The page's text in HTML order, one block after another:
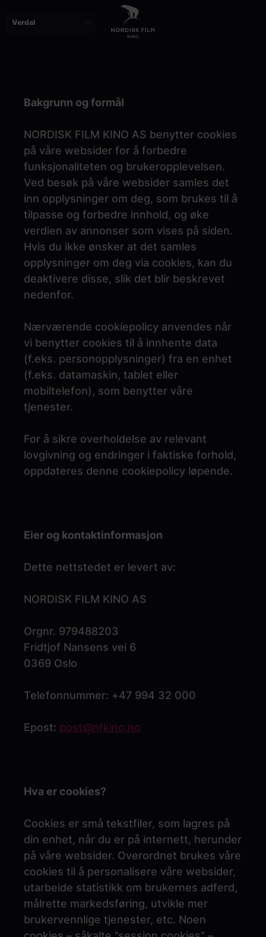
Bakgrunn og formål
NORDISK FILM KINO AS benytter cookies
på våre websider for å forbedre
funksjonaliteten og brukeropplevelsen.
Ved besøk på våre websider samles det
inn opplysninger om deg, som brukes til å
tilpasse og forbedre innhold, og øke
verdien av annonser som vises på siden.
Hvis du ikke ønsker at det samles
opplysninger om deg via cookies, kan du
deaktivere disse, slik det blir beskrevet
nedenfor.
Nærværende cookiepolicy anvendes når
vi benytter cookies til å innhente data
(f.eks. personopplysninger) fra en enhet
(f.eks. datamaskin, tablet eller
mobiltelefon), som benytter våre
tjenester.
For å sikre overholdelse av relevant
lovgivning og endringer i faktiske forhold,
oppdateres denne cookiepolicy løpende.
Eier og kontaktinformasjon
Dette nettstedet er levert av:
NORDISK FILM KINO AS
Orgnr. 979488203
Fridtjof Nansens vei 6
0369 Oslo
Telefonnummer: +47 994 32 000
Epost: post@nfkino.no
Hva er cookies?
Cookies er små tekstfiler, som lagres på
din enhet, når du er på internett, herunder
på våre websider. Overordnet brukes våre
cookies til å personalisere våre websider,
utarbeide statistikk om brukernes adferd,
målrette markedsføring, utvikle mer
brukervennlige tjenester, etc. Noen